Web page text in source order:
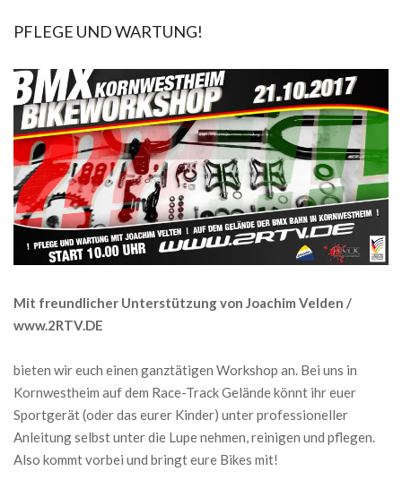
10-
PFLEGE UND WARTUNG!
Mit freundlicher Unterstützung von Joachim Velden /
www.2RTV.DE
bieten wir euch einen ganztätigen Workshop an. Bei uns in
Kornwestheim auf dem Race-Track Gelände könnt ihr euer
Sportgerät (oder das eurer Kinder) unter professioneller
Anleitung selbst unter die Lupe nehmen, reinigen und pflegen.
Also kommt vorbei und bringt eure Bikes mit!